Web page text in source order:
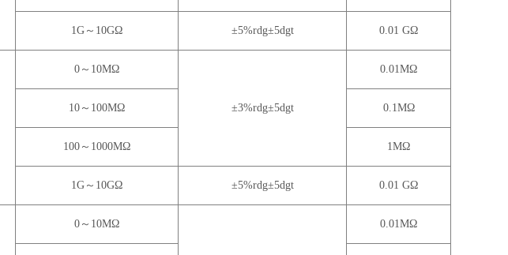
1G～10GΩ ±5%rdg±5dgt 0.01 GΩ
0～10MΩ
±3%rdg±5dgt
0.01MΩ
10～100MΩ 0.1MΩ
100～1000MΩ 1MΩ
1G～10GΩ ±5%rdg±5dgt 0.01 GΩ
0～10MΩ 0.01MΩ